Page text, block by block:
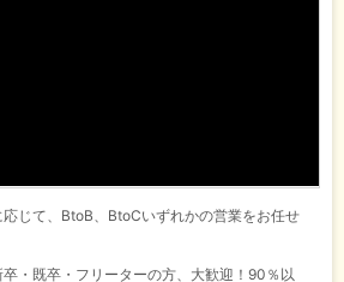
応じて、BtoB、BtoCいずれかの営業をお任せ
・既卒・フリーターの方、大歓迎！90％以